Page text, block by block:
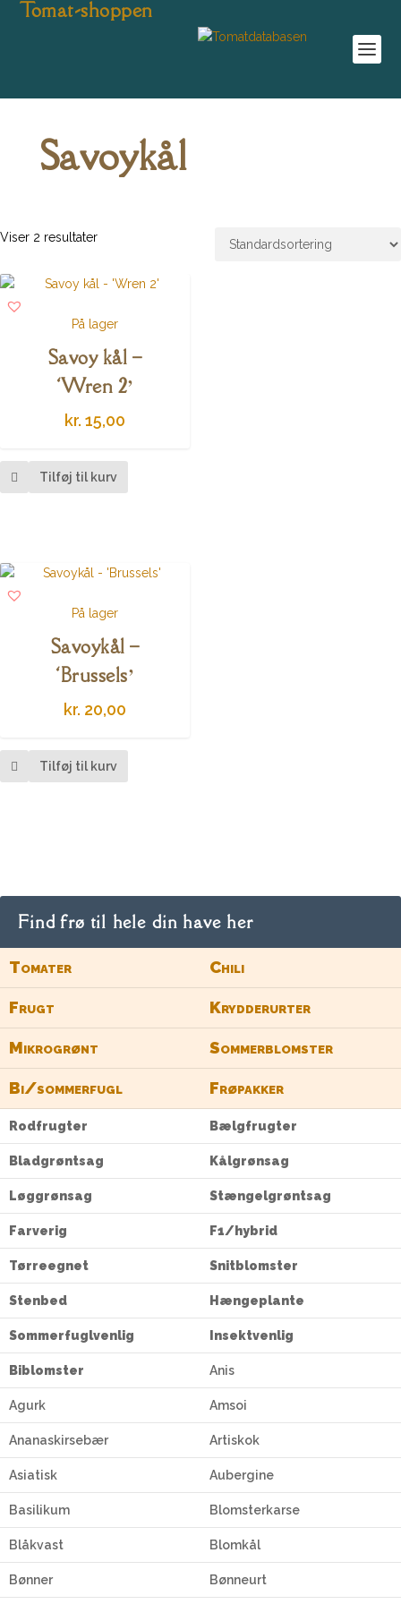
Tomat-shoppen
Savoykål
Viser 2 resultater
På lager
Savoy kål –
‘Wren 2’
kr. 15,00
Tilføj til kurv
På lager
Savoykål –
‘Brussels’
kr. 20,00
Tilføj til kurv
Find frø til hele din have her
Tomater Chili
Frugt Krydderurter
Mikrogrønt Sommerblomster
Bi/sommerfugl Frøpakker
Rodfrugter Bælgfrugter
Bladgrøntsag Kålgrønsag
Løggrønsag Stængelgrøntsag
Farverig F1/hybrid
Tørreegnet Snitblomster
Stenbed Hængeplante
Sommerfuglvenlig Insektvenlig
Biblomster Anis
Agurk Amsoi
Ananaskirsebær Artiskok
Asiatisk Aubergine
Basilikum Blomsterkarse
Blåkvast Blomkål
Bønner Bønneurt